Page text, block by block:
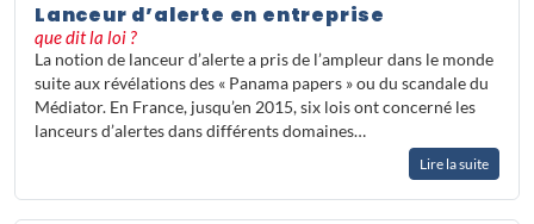
obligations légales et réglementaires.
Souvent méconnu, il joue pourtant un
rôle central dans la traçabilité des
signalements internes et la protection
des salariés.
Lanceur d’alerte en entreprise
que dit la loi ?
La notion de lanceur d’alerte a pris de l’ampleur dans le monde
suite aux révélations des « Panama papers » ou du scandale du
Médiator. En France, jusqu’en 2015, six lois ont concerné les
lanceurs d’alertes dans différents domaines…
Lire la suite